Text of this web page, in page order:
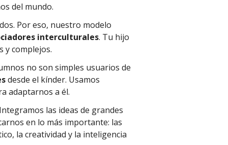
del mundo.
Por eso, nuestro modelo
interculturales. Tu hijo
y complejos.
no son simples usuarios de
desde el kínder. Usamos
adaptarnos a él.
las ideas de grandes
en lo más importante: las
la creatividad y la inteligencia